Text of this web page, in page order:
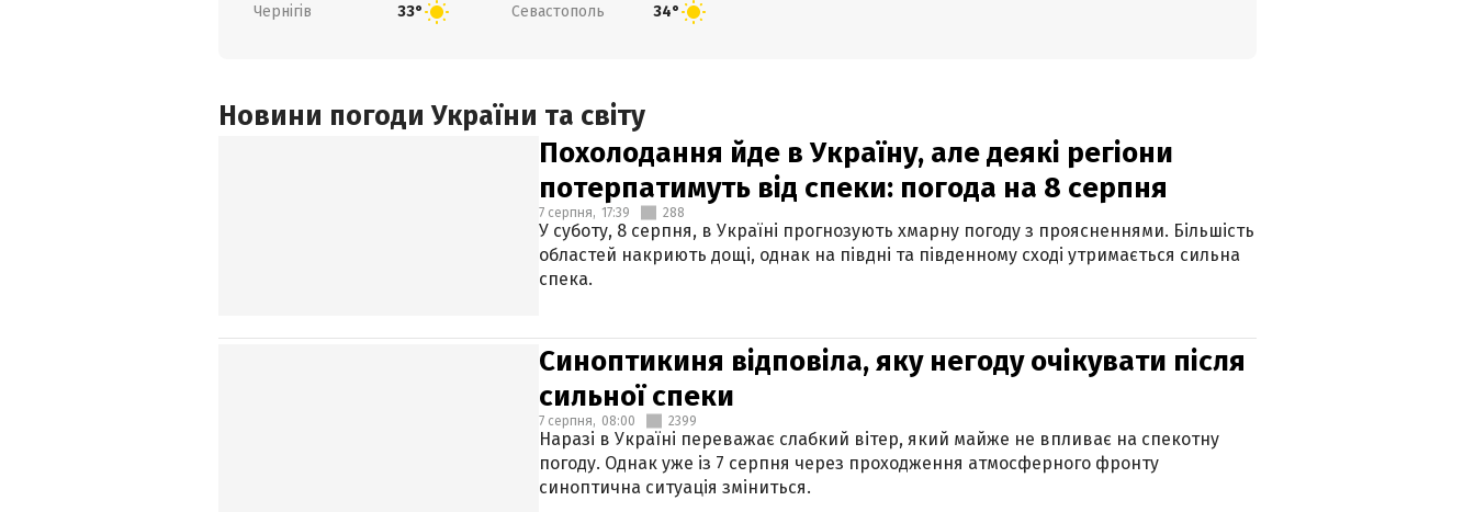
Чернігів 33° Севастополь 34°
Новини погоди України та світу
Похолодання йде в Україну, але деякі регіони
потерпатимуть від спеки: погода на 8 серпня
7 серпня, 17:39 288
У суботу, 8 серпня, в Україні прогнозують хмарну погоду з проясненнями. Більшість
областей накриють дощі, однак на півдні та південному сході утримається сильна
спека.
Синоптикиня відповіла, яку негоду очікувати після
сильної спеки
7 серпня, 08:00 2399
Наразі в Україні переважає слабкий вітер, який майже не впливає на спекотну
погоду. Однак уже із 7 серпня через проходження атмосферного фронту
синоптична ситуація зміниться.